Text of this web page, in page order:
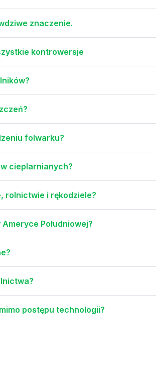
znaczenie.
kontrowersje
folwarku?
cieplarnianych?
rolnictwie i rękodziele?
Południowej?
postępu technologii?